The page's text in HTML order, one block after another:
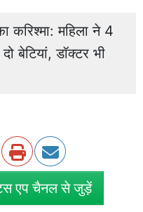
करिश्मा: महिला ने 4
बेटियां, डॉक्टर भी
एप चैनल से जुड़ें